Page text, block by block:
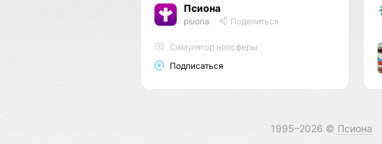
Псиона
psiona Поделиться
Cимулятор ноосферы
Подписаться
1995–2026 © Псиона